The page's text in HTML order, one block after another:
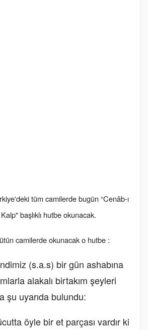
tüm camilerde bugün “Cenâb-ı
başlıklı hutbe okunacak.
camilerde okunacak o hutbe :
(s.a.s) bir gün ashabına
alakalı birtakım şeyleri
şu uyarıda bulundu:
öyle bir et parçası vardır ki